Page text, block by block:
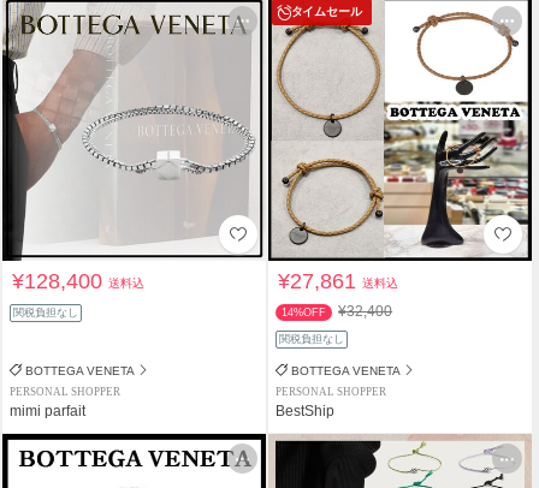
¥128,400送料込
関税負担なし
BOTTEGA VENETA
PERSONAL SHOPPER
mimi parfait
タイムセール
¥27,861送料込
14%OFF ¥32,400
関税負担なし
BOTTEGA VENETA
PERSONAL SHOPPER
BestShip